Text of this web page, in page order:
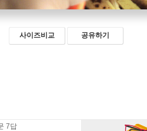
사이즈비교 공유하기
7답